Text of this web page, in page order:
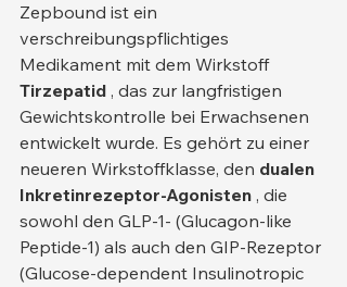
Zepbound ist ein
verschreibungspflichtiges
Medikament mit dem Wirkstoff
Tirzepatid , das zur langfristigen
Gewichtskontrolle bei Erwachsenen
entwickelt wurde. Es gehört zu einer
neueren Wirkstoffklasse, den dualen
Inkretinrezeptor-Agonisten , die
sowohl den GLP-1- (Glucagon-like
Peptide-1) als auch den GIP-Rezeptor
(Glucose-dependent Insulinotropic